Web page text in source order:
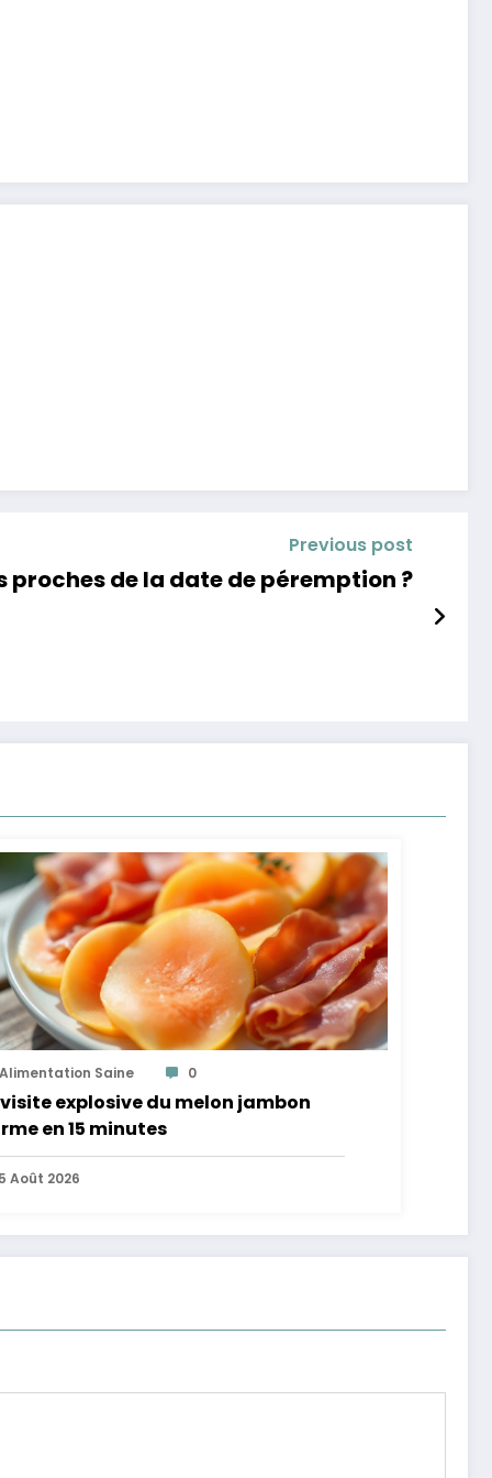
Previous post
de la date de péremption ?
Saine 0
explosive du melon jambon
en 15 minutes
Août 2026